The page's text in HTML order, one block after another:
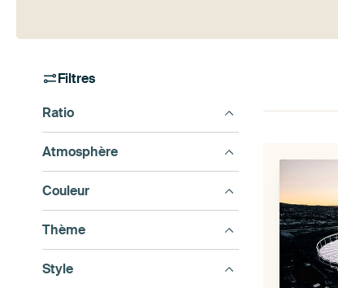
Filtres
Ratio
Atmosphère
Couleur
Thème
Style